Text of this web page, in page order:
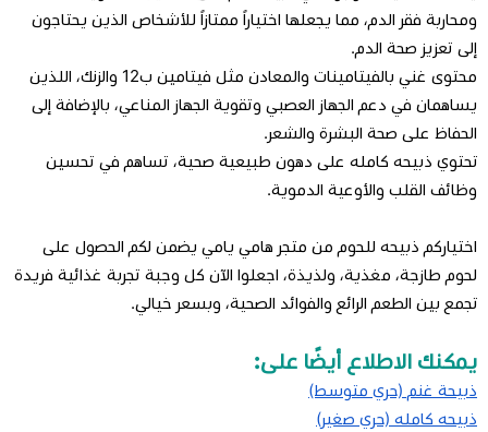
ومحاربة فقر الدم، مما يجعلها اختياراً ممتازاً للأشخاص الذين يحتاجون
إلى تعزيز صحة الدم.
محتوى غني بالفيتامينات والمعادن مثل فيتامين ب12 والزنك، اللذين
يساهمان في دعم الجهاز العصبي وتقوية الجهاز المناعي، بالإضافة إلى
الحفاظ على صحة البشرة والشعر.
تحتوي ذبيحه كامله على دهون طبيعية صحية، تساهم في تحسين
وظائف القلب والأوعية الدموية.
اختياركم ذبيحه للحوم من متجر هامي يامي يضمن لكم الحصول على
لحوم طازجة، مغذية، ولذيذة، اجعلوا الآن كل وجبة تجربة غذائية فريدة
تجمع بين الطعم الرائع والفوائد الصحية، وبسعر خيالي.
يمكنك الاطلاع أيضًا على:
ذبيحة غنم (حري متوسط)
ذبيحه كامله (حري صغير)